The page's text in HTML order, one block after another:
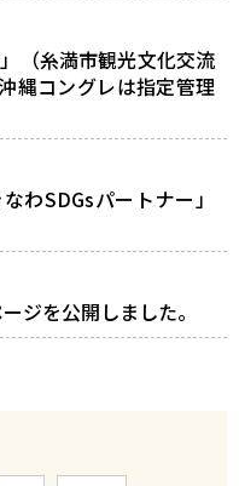
（糸満市観光文化交流
縄コングレは指定管理
わSDGsパートナー」
ジを公開しました。